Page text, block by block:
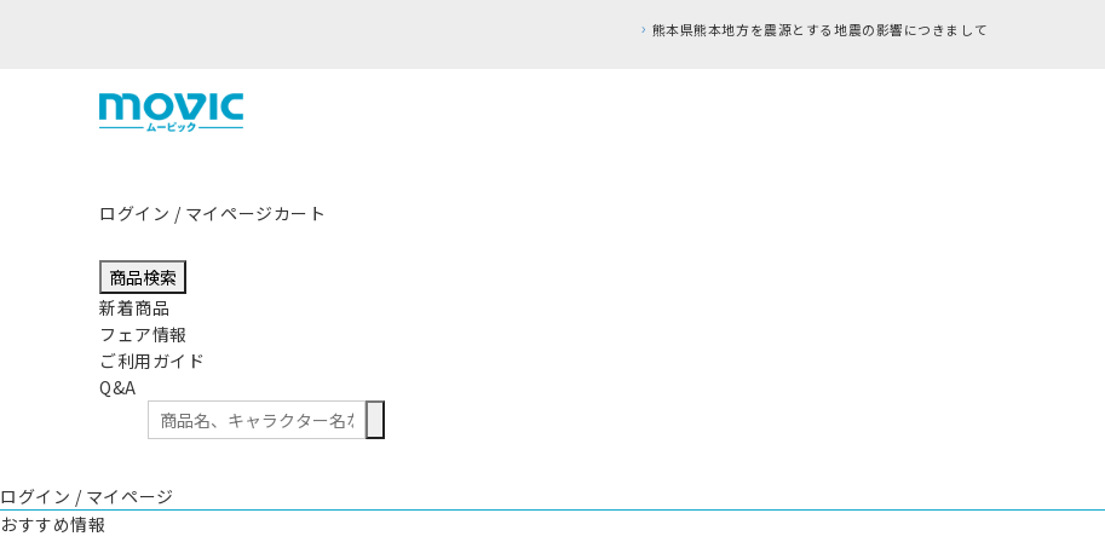
ログイン / マイページカート
商品検索
新着商品
フェア情報
ご利用ガイド
Q&A
ログイン / マイページ
おすすめ情報